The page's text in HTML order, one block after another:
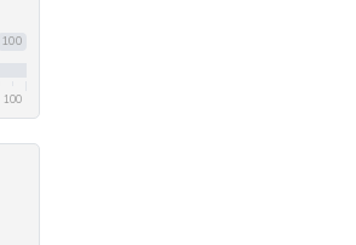
100
100